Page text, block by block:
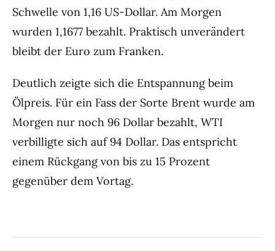
Schwelle von 1,16 US-Dollar. Am Morgen
wurden 1,1677 bezahlt. Praktisch unverändert
bleibt der Euro zum Franken.
Deutlich zeigte sich die Entspannung beim
Ölpreis. Für ein Fass der Sorte Brent wurde am
Morgen nur noch 96 Dollar bezahlt, WTI
verbilligte sich auf 94 Dollar. Das entspricht
einem Rückgang von bis zu 15 Prozent
gegenüber dem Vortag.